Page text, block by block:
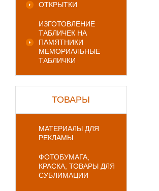
ОТКРЫТКИ
ИЗГОТОВЛЕНИЕ
ТАБЛИЧЕК НА
ПАМЯТНИКИ
МЕМОРИАЛЬНЫЕ
ТАБЛИЧКИ
ТОВАРЫ
МАТЕРИАЛЫ ДЛЯ
РЕКЛАМЫ
ФОТОБУМАГА,
КРАСКА, ТОВАРЫ ДЛЯ
СУБЛИМАЦИИ